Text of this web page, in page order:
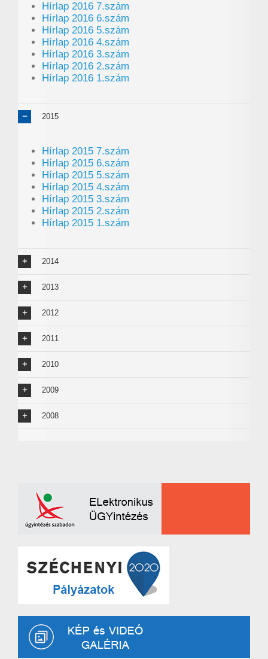
Hírlap 2016 7.szám
Hírlap 2016 6.szám
Hírlap 2016 5.szám
Hírlap 2016 4.szám
Hírlap 2016 3.szám
Hírlap 2016 2.szám
Hírlap 2016 1.szám
2015
Hírlap 2015 7.szám
Hírlap 2015 6.szám
Hírlap 2015 5.szám
Hírlap 2015 4.szám
Hírlap 2015 3.szám
Hírlap 2015 2.szám
Hírlap 2015 1.szám
2014
2013
2012
2011
2010
2009
2008